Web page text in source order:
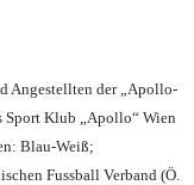
Angestellten der „Apollo-
Sport Klub „Apollo“ Wien
Blau-Weiß;
Fussball Verband (Ö.